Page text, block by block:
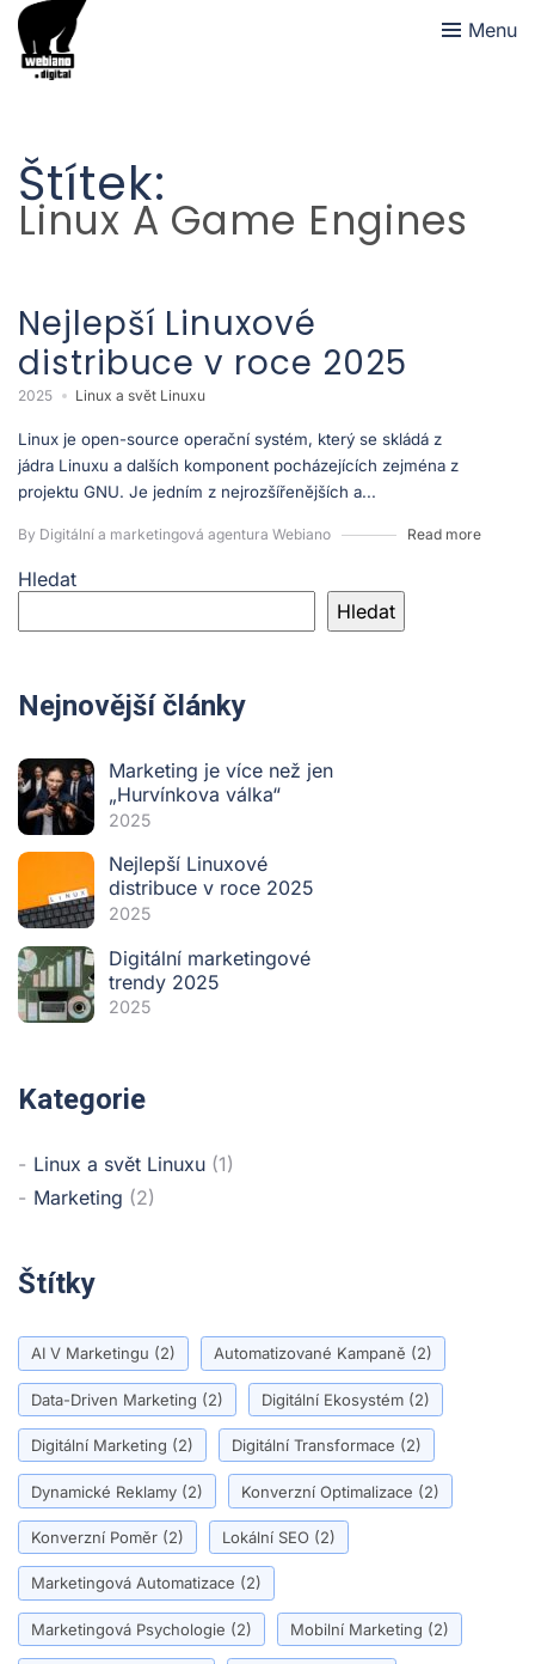
Menu
Štítek:
Linux A Game Engines
Nejlepší Linuxové
distribuce v roce 2025
2025 Linux a svět Linuxu
Linux je open-source operační systém, který se skládá z
jádra Linuxu a dalších komponent pocházejících zejména z
projektu GNU. Je jedním z nejrozšířenějších a...
By Digitální a marketingová agentura Webiano Read more
Hledat
Hledat
Nejnovější články
Marketing je více než jen
„Hurvínkova válka“
2025
Nejlepší Linuxové
distribuce v roce 2025
2025
Digitální marketingové
trendy 2025
2025
Kategorie
Linux a svět Linuxu (1)
Marketing (2)
Štítky
AI V Marketingu (2) Automatizované Kampaně (2)
Data-Driven Marketing (2) Digitální Ekosystém (2)
Digitální Marketing (2) Digitální Transformace (2)
Dynamické Reklamy (2) Konverzní Optimalizace (2)
Konverzní Poměr (2) Lokální SEO (2)
Marketingová Automatizace (2)
Marketingová Psychologie (2) Mobilní Marketing (2)